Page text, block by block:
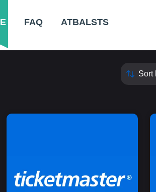
FAQ ATBALSTS